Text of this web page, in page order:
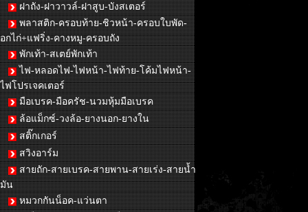
ฝาถัง-ฝาวาวล์-ฝาสูบ-บังสเตอร์
พลาสติก-ครอบท้าย-ชิวหน้า-ครอบใบพัด-
อกไก่+แฟริ่ง-คางหมู-ครอบถัง
พักเท้า-สเตย์พักเท้า
ไฟ-หลอดไฟ-ไฟหน้า-ไฟท้าย-โค้มไฟหน้า-
ไฟโปรเจคเตอร์
มือเบรค-มือครัช-นวมหุ้มมือเบรค
ล้อแม็กซ์-วงล้อ-ยางนอก-ยางใน
สติ๊กเกอร์
สวิงอาร์ม
สายถัก-สายเบรค-สายพาน-สายเร่ง-สายน้ำ
มัน
หมวกกันน็อค-แว่นตา